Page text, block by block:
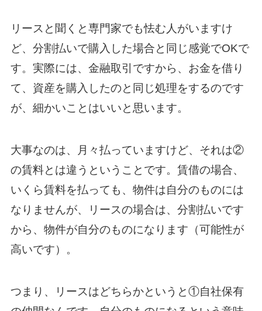
リースと聞くと専門家でも怯む人がいますけ
ど、分割払いで購入した場合と同じ感覚でOKで
す。実際には、金融取引ですから、お金を借り
て、資産を購入したのと同じ処理をするのです
が、細かいことはいいと思います。
大事なのは、月々払っていますけど、それは②
の賃料とは違うということです。賃借の場合、
いくら賃料を払っても、物件は自分のものには
なりませんが、リースの場合は、分割払いです
から、物件が自分のものになります（可能性が
高いです）。
つまり、リースはどちらかというと①自社保有